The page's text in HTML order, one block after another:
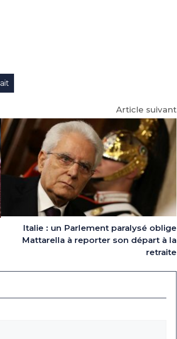
lait
Article suivant
Italie : un Parlement paralysé oblige
Mattarella à reporter son départ à la
retraite